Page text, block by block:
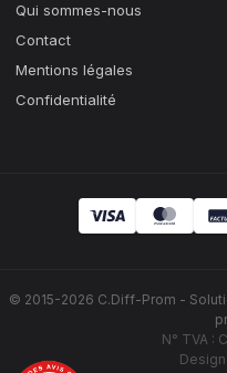
Qui sommes-nous
Contact
Mentions légales
Confidentialité
© 2015-2026 C.Diff-Prom -
N° TVA :